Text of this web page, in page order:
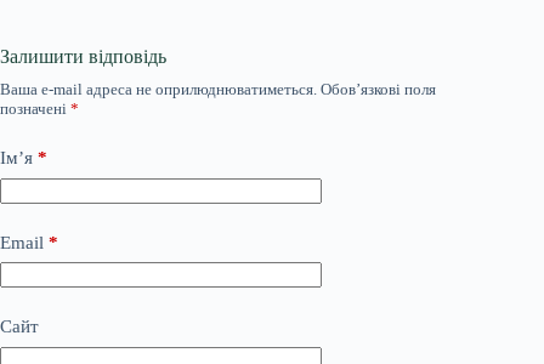
Залишити відповідь
Ваша e-mail адреса не оприлюднюватиметься. Обов’язкові поля
позначені *
Ім’я *
Email *
Сайт